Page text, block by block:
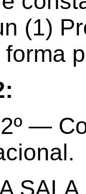
(1)
—